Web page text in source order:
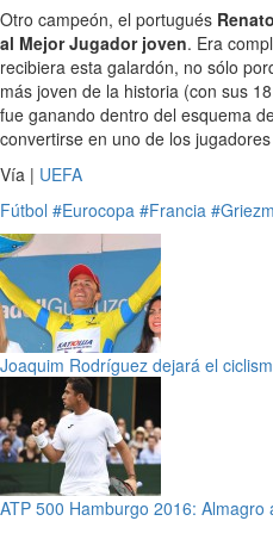
Otro campeón, el portugués
al Mejor Jugador joven. Era
recibiera esta galardón, no sólo
más joven de la historia (con sus
fue ganando dentro del esquema
convertirse en uno de los
Vía | UEFA
Fútbol #Eurocopa #Francia
Joaquim Rodríguez dejará el
ATP 500 Hamburgo 2016: Almagro